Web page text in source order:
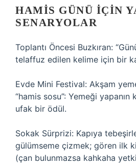
HAMIS GÜNÜ İÇIN
SENARYOLAR
Toplantı Öncesi Buzkıran:
telaffuz edilen kelime için bir
Evde Mini Festival: Akşam
“hamis sosu”: Yemeği
ufak bir ödül.
Sokak Sürprizi: Kapıya
gülümseme çizmek; gören ilk
(çan bulunmazsa kahkaha